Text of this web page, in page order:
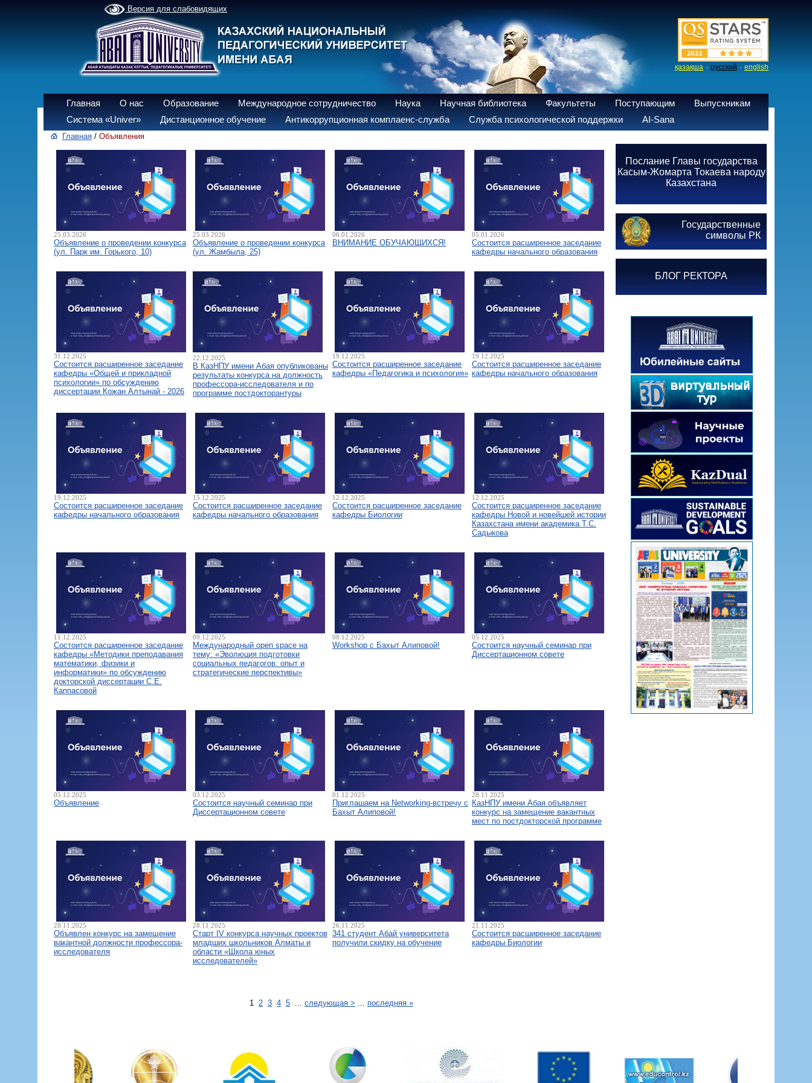
Версия для слабовидящих
қазақша · русский · english
Главная О нас Образование Международное сотрудничество Наука Научная библиотека Факультеты Поступающим
Выпускникам
Система «Univer»
Дистанционное обучение Антикоррупционная комплаенс-служба Служба психологической поддержки AI-Sana
Главная / Объявления
25.03.2026
Объявление о проведении конкурса
(ул. Парк им. Горького, 10)
25.03.2026
Объявление о проведении конкурса
(ул. Жамбыла, 25)
06.01.2026
ВНИМАНИЕ ОБУЧАЮЩИХСЯ!
05.01.2026
Состоится расширенное заседание
кафедры начального образования
31.12.2025
Состоится расширенное заседание
кафедры «Общей и прикладной
психологии» по обсуждению
диссертации Қожан Алтынай - 2026
22.12.2025
В КазНПУ имени Абая опубликованы
результаты конкурса на должность
профессора-исследователя и по
программе постдокторантуры
19.12.2025
Состоится расширенное заседание
кафедры «Педагогика и психология»
19.12.2025
Состоится расширенное заседание
кафедры начального образования
19.12.2025
Состоится расширенное заседание
кафедры начального образования
15.12.2025
Состоится расширенное заседание
кафедры начального образования
12.12.2025
Состоится расширенное заседание
кафедры Биологии
12.12.2025
Состоится расширенное заседание
кафедры Новой и новейшей истории
Казахстана имени академика Т.С.
Садыкова
11.12.2025
Состоится расширенное заседание
кафедры «Методики преподавания
математики, физики и
информатики» по обсуждению
докторской диссертации С.Е.
Каппасовой
09.12.2025
Международный open space на
тему: «Эволюция подготовки
социальных педагогов: опыт и
стратегические перспективы»
08.12.2025
Workshop с Бахыт Алиповой!
05.12.2025
Состоится научный семинар при
Диссертационном совете
05.12.2025
Объявление
03.12.2025
Состоится научный семинар при
Диссертационном совете
01.12.2025
Приглашаем на Networking-встречу с
Бахыт Алиповой!
28.11.2025
КазНПУ имени Абая объявляет
конкурс на замещение вакантных
мест по постдокторской программе
28.11.2025
Объявлен конкурс на замещение
вакантной должности профессора-
исследователя
28.11.2025
Старт IV конкурса научных проектов
младших школьников Алматы и
области «Школа юных
исследователей»
26.11.2025
341 студент Абай университета
получили скидку на обучение
21.11.2025
Состоится расширенное заседание
кафедры Биологии
1 2 3 4 5 ... следующая > ... последняя »
Послание Главы государства
Касым-Жомарта Токаева народу
Казахстана
Государственные
символы РК
БЛОГ РЕКТОРА